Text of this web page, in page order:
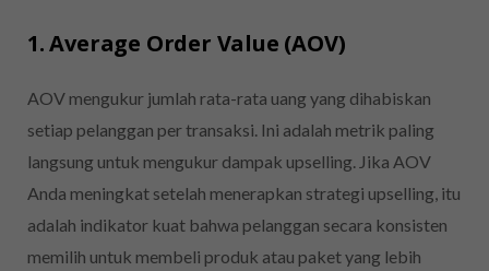
1. Average Order Value (AOV)
AOV mengukur jumlah rata-rata uang yang dihabiskan
setiap pelanggan per transaksi. Ini adalah metrik paling
langsung untuk mengukur dampak upselling. Jika AOV
Anda meningkat setelah menerapkan strategi upselling, itu
adalah indikator kuat bahwa pelanggan secara konsisten
memilih untuk membeli produk atau paket yang lebih